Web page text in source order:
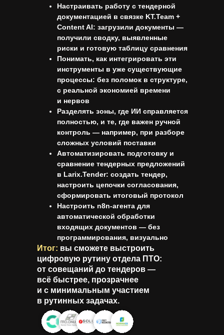
Настраивать работу с тендерной
документацией в связке KT.Team +
Content AI: загрузили документы —
получили сводку, выявленные
риски и готовую таблицу сравнения
Понимать, как интегрировать эти
инструменты в уже существующие
процессы: без поломок в структуре,
с реальной экономией времени
и нервов
Разделять зоны, где ИИ справляется
полностью, и те, где важен ручной
контроль — например, при разборе
сложных условий поставки
Автоматизировать подготовку и
сравнение тендерных предложений
в Larix.Tender: создать тендер,
настроить цепочки согласования,
сформировать итоговый протокол
Настроить n8n-агента для
автоматической обработки
входящих документов — без
программирования, визуально
Итог: вы сможете выстроить
цифровую рутину отдела ПТО:
от совещаний до тендеров —
всё быстрее, прозрачнее
и с минимальным участием
в рутинных задачах.